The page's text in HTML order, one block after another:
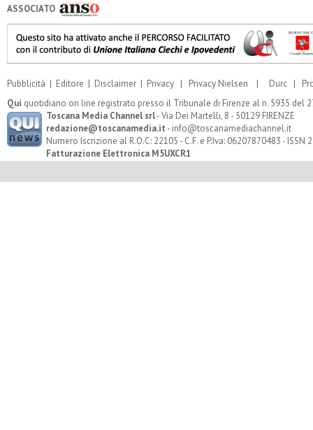
ASSOCIATO
Pubblicità | Editore | Disclaimer | Privacy | Privacy Nielsen | Durc |
Qui quotidiano on line registrato presso il Tribunale di Firenze al n. 5935 del
Toscana Media Channel srl- Via Dei Martelli, 8 - 50129 FIRENZE
redazione@toscanamedia.it - info@toscanamediachannel.it
Numero Iscrizione al R.O.C: 22105 - C.F. e P.Iva: 06207870483 - ISSN
Fatturazione Elettronica M5UXCR1